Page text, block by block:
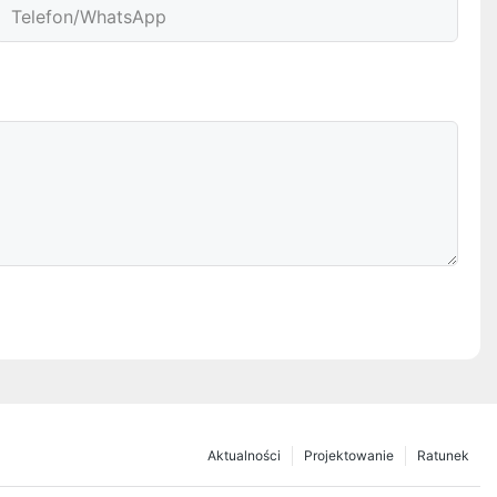
Telefon/WhatsApp
Ratunek
Projektowanie
Aktualności